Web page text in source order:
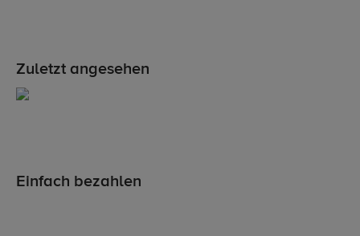
Zuletzt angesehen
Einfach bezahlen